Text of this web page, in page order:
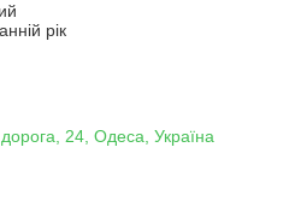
рік
24, Одеса, Україна